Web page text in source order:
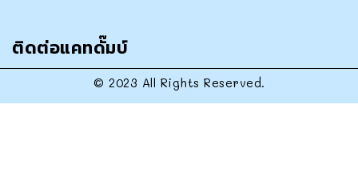
ติดต่อแคทดั๊มบ์
© 2023 All Rights Reserved.